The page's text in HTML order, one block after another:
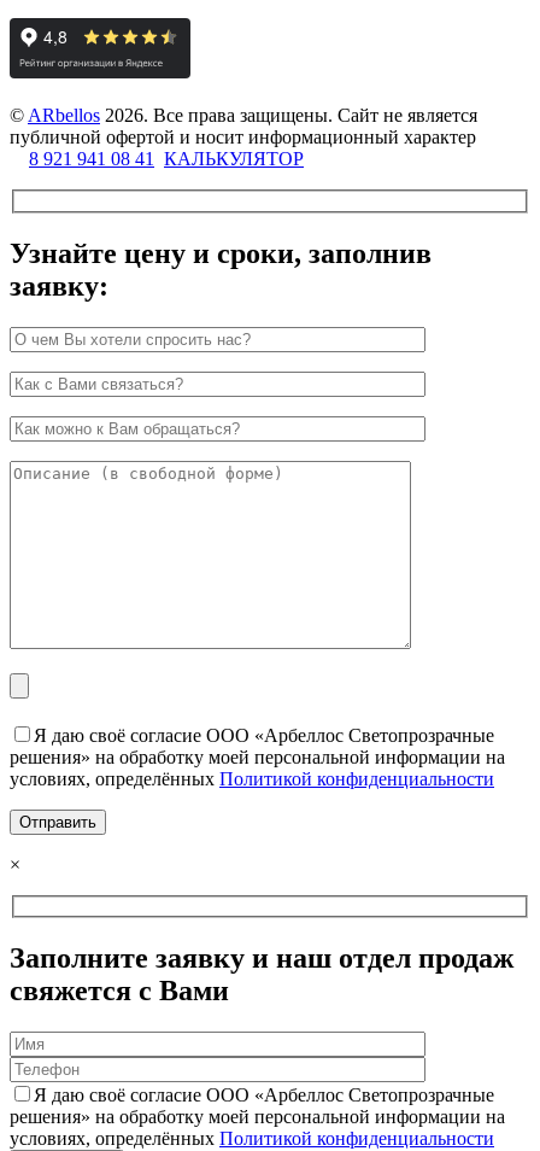
©ARbellos 2026. Все права защищены. Сайт не является
публичной офертой и носит информационный характер
8 921 941 08 41 КАЛЬКУЛЯТОР
Узнайте цену и сроки, заполнив
заявку:
Я даю своё согласие ООО «Арбеллос Светопрозрачные
решения» на обработку моей персональной информации на
условиях, определённых Политикой конфиденциальности
×
Заполните заявку и наш отдел продаж
свяжется с Вами
Я даю своё согласие ООО «Арбеллос Светопрозрачные
решения» на обработку моей персональной информации на
условиях, определённых Политикой конфиденциальности